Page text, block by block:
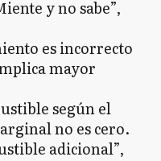
y no sabe”,
es incorrecto
mayor
según el
no es cero.
adicional”,